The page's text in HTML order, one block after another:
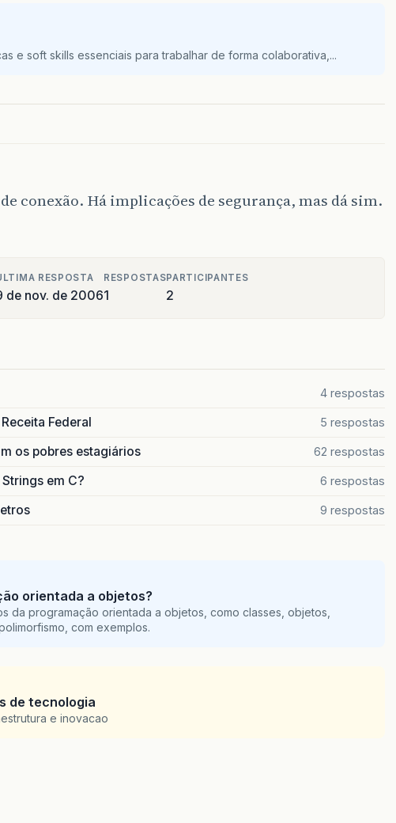
e soft skills essenciais para trabalhar de forma colaborativa,...
conexão. Há implicações de segurança, mas dá sim.
RESPOSTA
de nov. de 2006
RESPOSTAS
1
PARTICIPANTES
2
4 respostas
Federal 5 respostas
os pobres estagiários 62 respostas
em C? 6 respostas
9 respostas
orientada a objetos?
da programação orientada a objetos, como classes, objetos,
com exemplos.
de tecnologia
e inovacao